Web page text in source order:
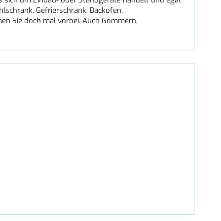
Gefrierschrank, Backofen,
Sie doch mal vorbei. Auch Gommern,